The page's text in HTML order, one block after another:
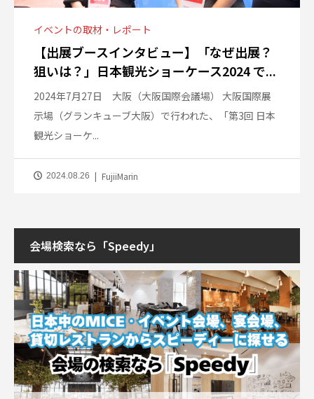
イベントの取材・レポート
【出展ブースインタビュー】「なぜ出展？
狙いは？」日本観光ショーケース2024 で...
2024年7月27日 大阪（大阪国際会議場） 大阪国際展
示場（グランキューブ大阪）で行われた、「第3回 日本
観光ショーケ...
2024.08.26 FujiiMarin
会場検索なら「Speedy」